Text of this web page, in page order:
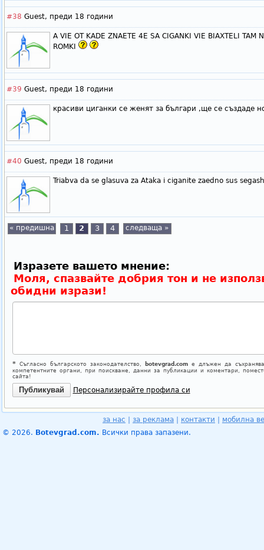
#38 Guest, преди 18 години
A VIE OT KADE ZNAETE 4E SA CIGANKI VIE BIAXTELI TAM
ROMKI
#39 Guest, преди 18 години
красиви циганки се женят за българи ,ще се създаде
#40 Guest, преди 18 години
Triabva da se glasuva za Ataka i ciganite zaedno sus
« предишна 1 2 3 4 следваща »
Изразете вашето мнение:
Моля, спазвайте добрия тон и не
обидни изрази!
*Съгласно българското законодателство, botevgrad.comе длъжен да
компетентните органи, при поискване, данни за публикации и коментари,
сайта!
Персонализирайте профила си
за нас за реклама контакти
мобилна
© 2026. Botevgrad.com. Всички права запазени.